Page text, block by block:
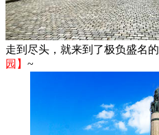
走到尽头，就来到了极负盛名的
园】 ~